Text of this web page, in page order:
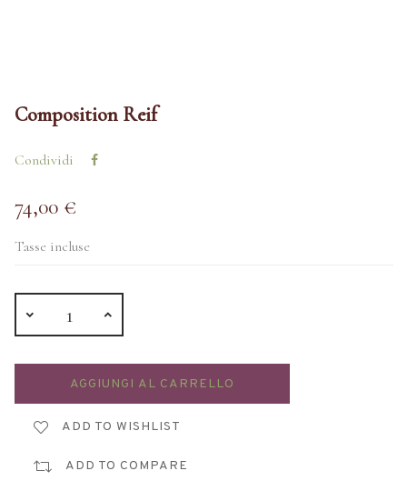
Composition Reif
Condividi
74,00 €
Tasse incluse
AGGIUNGI AL CARRELLO
ADD TO WISHLIST
ADD TO COMPARE